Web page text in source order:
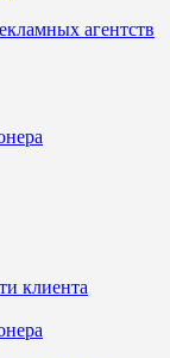
агентств
клиента